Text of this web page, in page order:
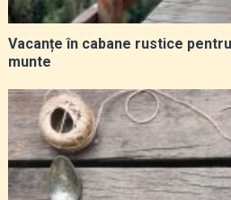
Vacanțe în cabane rustice
munte